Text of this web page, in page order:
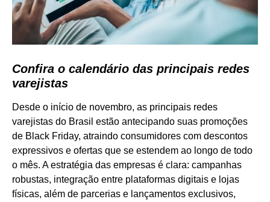
Confira o calendário das principais redes
varejistas
Desde o início de novembro, as principais redes
varejistas do Brasil estão antecipando suas promoções
de Black Friday, atraindo consumidores com descontos
expressivos e ofertas que se estendem ao longo de todo
o mês. A estratégia das empresas é clara: campanhas
robustas, integração entre plataformas digitais e lojas
físicas, além de parcerias e lançamentos exclusivos,